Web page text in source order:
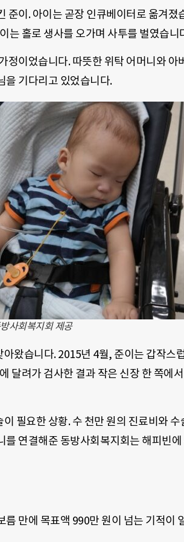
이. 아이는 곧장 인큐베이터로 옮겨졌
는 홀로 생사를 오가며 사투를 벌였습니
정이었습니다. 따뜻한 위탁 어머니와 아
을 기다리고 있었습니다.
사회복지회 제공
왔습니다. 2015년 4월, 준이는 갑작스
달려가 검사한 결과 작은 신장 한 쪽에
필요한 상황. 수 천만 원의 진료비와 수
를 연결해준 동방사회복지회는 해피빈
름 만에 목표액 990만 원이 넘는 기적이